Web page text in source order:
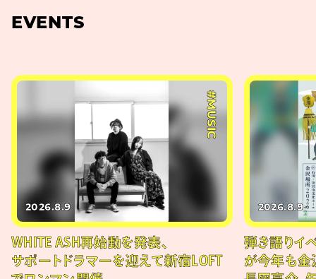
EVENTS
#MUSIC
2026.8.9
WHITE ASH再始動を発表、
サポートドラマーを迎えて新宿LOFT
2026.8.9
弾き語りイ
が今年も金